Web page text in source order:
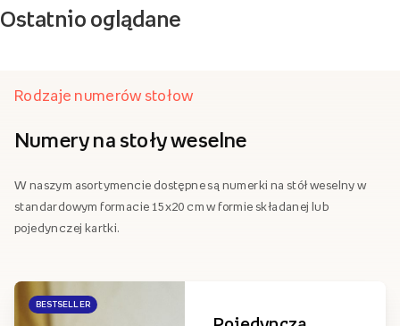
Ostatnio oglądane